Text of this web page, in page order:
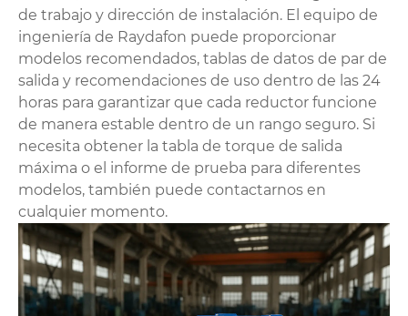
de trabajo y dirección de instalación. El equipo de
ingeniería de Raydafon puede proporcionar
modelos recomendados, tablas de datos de par de
salida y recomendaciones de uso dentro de las 24
horas para garantizar que cada reductor funcione
de manera estable dentro de un rango seguro. Si
necesita obtener la tabla de torque de salida
máxima o el informe de prueba para diferentes
modelos, también puede contactarnos en
cualquier momento.